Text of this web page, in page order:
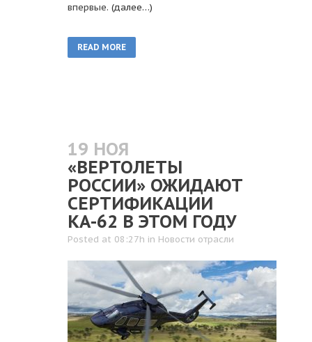
впервые. (далее…)
READ MORE
19 НОЯ
«ВЕРТОЛЕТЫ
РОССИИ» ОЖИДАЮТ
СЕРТИФИКАЦИИ
КА-62 В ЭТОМ ГОДУ
Posted at 08:27h in Новости отрасли